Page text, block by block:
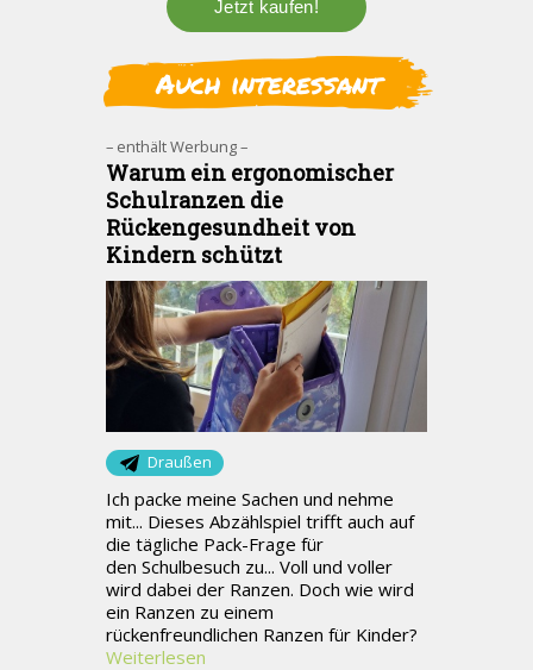
Auch interessant
– enthält Werbung –
Warum ein ergonomischer
Schulranzen die
Rückengesundheit von
Kindern schützt
Draußen
Ich packe meine Sachen und nehme
mit... Dieses Abzählspiel trifft auch auf
die tägliche Pack-Frage für
den Schulbesuch zu... Voll und voller
wird dabei der Ranzen. Doch wie wird
ein Ranzen zu einem
rückenfreundlichen Ranzen für Kinder?
Weiterlesen